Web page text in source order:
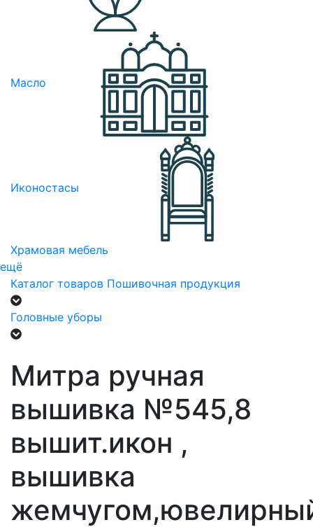
Масло
Иконостасы
Храмовая мебель
ещё
Каталог товаров Пошивочная продукция
Головные уборы
Митра ручная
вышивка №545,8
вышит.икон ,
вышивка